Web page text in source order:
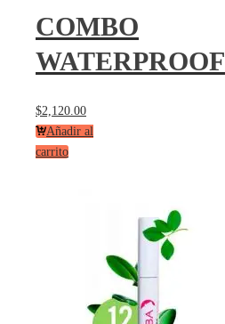
COMBO
WATERPROOF
$2,120.00
Añadir al
carrito